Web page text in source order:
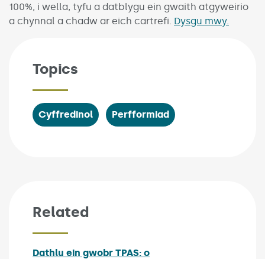
100%, i wella, tyfu a datblygu ein gwaith atgyweirio
a chynnal a chadw ar eich cartrefi. Dysgu mwy.
Topics
Cyffredinol Perfformiad
Related
Dathlu ein gwobr TPAS: o